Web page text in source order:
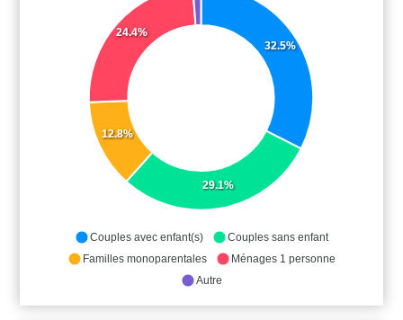
32.5%
29.1%
12.8%
24.4%
Couples avec enfant(s)
Couples sans enfant
Familles monoparentales
Ménages 1 personne
Autre